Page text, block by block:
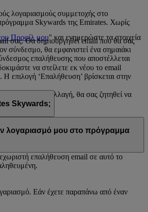
Προφίλ μου" και ενημερώστε τα στοιχεία
λογαριασμούς συμμετοχής στο
Skywards της Emirates. Χωρίς
σας. Θα δημιουργηθεί email που θα σας
σύνδεσμο, θα εμφανιστεί ένα σημαιάκι
επαλήθευσης που αποστέλλεται
να στείλετε εκ νέου το email
επιλογή ‘Επαλήθευση’ βρίσκεται στην
αυτή την αλλαγή, θα σας ζητηθεί να
Skywards;
Επικοινωνήστε μαζί μαςγια
λογαριασμό μου στο πρόγραμμα
επαλήθευση email σε αυτό το
Εάν έχετε παραπάνω από έναν